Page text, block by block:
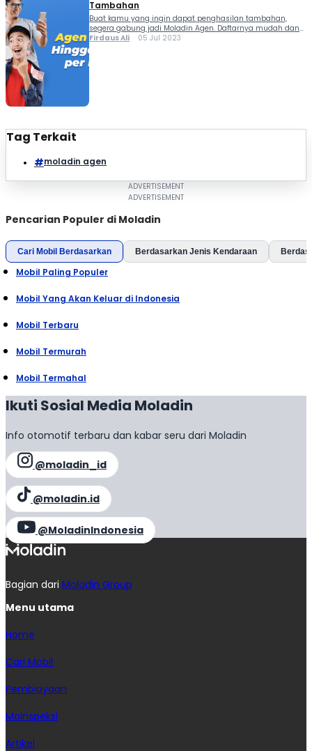
Tambahan
Buat kamu yang ingin dapat penghasilan tambahan,
segera gabung jadi Moladin Agen. Daftarnya mudah dan
komisinya tidak terbatas. Apa itu Moladin Agen? Ini adalah
Firdaus Ali 05 Jul 2023
Tag Terkait
moladin agen
Pencarian Populer di Moladin
Cari Mobil Berdasarkan Berdasarkan Jenis Kendaraan
Mobil Paling Populer
Mobil Yang Akan Keluar di Indonesia
Mobil Terbaru
Mobil Termurah
Mobil Termahal
Ikuti Sosial Media Moladin
Info otomotif terbaru dan kabar seru dari Moladin
@moladin_id
@moladin.id
@MoladinIndonesia
Bagian dari Moladin Group
Menu utama
Home
Cari Mobil
Pembiayaan
MoInspeksi
Artikel